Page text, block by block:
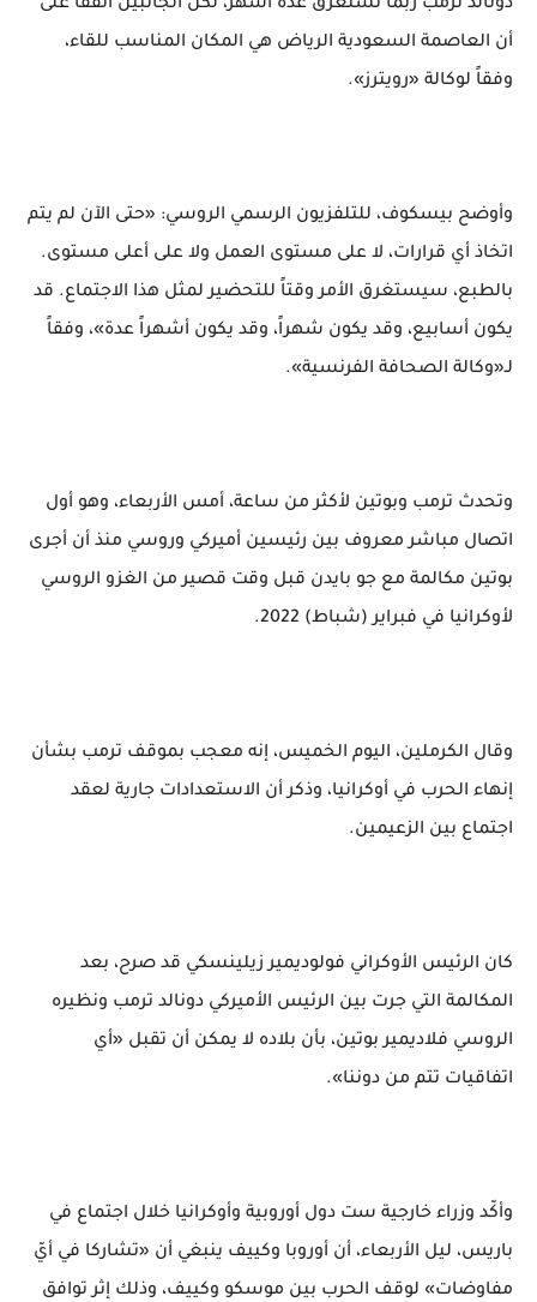
دونالد ترمب ربما تستغرق عدة أشهر، لكن الجانبين اتفقا على
أن العاصمة السعودية الرياض هي المكان المناسب للقاء،
وفقاً لوكالة «رويترز».
وأوضح بيسكوف، للتلفزيون الرسمي الروسي: «حتى الآن لم يتم
اتخاذ أي قرارات، لا على مستوى العمل ولا على أعلى مستوى.
بالطبع، سيستغرق الأمر وقتاً للتحضير لمثل هذا الاجتماع. قد
يكون أسابيع، وقد يكون شهراً، وقد يكون أشهراً عدة»، وفقاً
لـ«وكالة الصحافة الفرنسية».
وتحدث ترمب وبوتين لأكثر من ساعة، أمس الأربعاء، وهو أول
اتصال مباشر معروف بين رئيسين أميركي وروسي منذ أن أجرى
بوتين مكالمة مع جو بايدن قبل وقت قصير من الغزو الروسي
لأوكرانيا في فبراير (شباط) 2022.
وقال الكرملين، اليوم الخميس، إنه معجب بموقف ترمب بشأن
إنهاء الحرب في أوكرانيا، وذكر أن الاستعدادات جارية لعقد
اجتماع بين الزعيمين.
كان الرئيس الأوكراني فولوديمير زيلينسكي قد صرح، بعد
المكالمة التي جرت بين الرئيس الأميركي دونالد ترمب ونظيره
الروسي فلاديمير بوتين، بأن بلاده لا يمكن أن تقبل «أي
اتفاقيات تتم من دوننا».
وأكّد وزراء خارجية ست دول أوروبية وأوكرانيا خلال اجتماع في
باريس، ليل الأربعاء، أن أوروبا وكييف ينبغي أن «تشاركا في أيّ
مفاوضات» لوقف الحرب بين موسكو وكييف، وذلك إثر توافق